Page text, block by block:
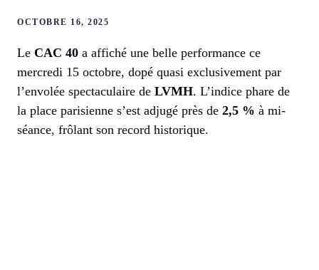
OCTOBRE 16, 2025
Le CAC 40 a affiché une belle performance ce
mercredi 15 octobre, dopé quasi exclusivement par
l’envolée spectaculaire de LVMH. L’indice phare de
la place parisienne s’est adjugé près de 2,5 % à mi-
séance, frôlant son record historique.